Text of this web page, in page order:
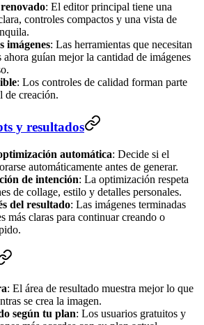
: El editor principal tiene una
controles compactos y una vista de
imágenes: Las herramientas que necesitan
ahora guían mejor la cantidad de imágenes
: Los controles de calidad forman parte
de creación.
y resultados
automática: Decide si el
automáticamente antes de generar.
de intención: La optimización respeta
de collage, estilo y detalles personales.
del resultado: Las imágenes terminadas
más claras para continuar creando o
: El área de resultado muestra mejor lo que
se crea la imagen.
según tu plan: Los usuarios gratuitos y